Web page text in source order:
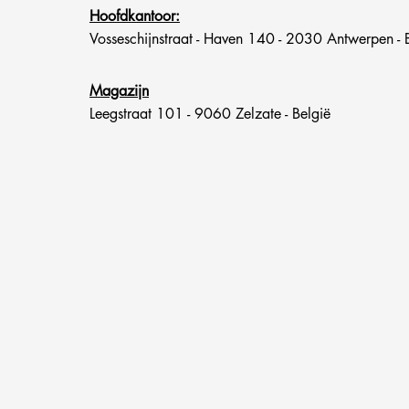
Hoofdkantoor:
Vosseschijnstraat - Haven 140 - 2030 Antwerpen -
Magazijn
Leegstraat 101 - 9060 Zelzate - België